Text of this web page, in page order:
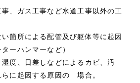
、ガス工事など水道工事以外の工
箇所による配管及び躯体等に起因
ーハンマーなど）
度、日差しなどによるカビ、汚
らに起因する原因の 場合。